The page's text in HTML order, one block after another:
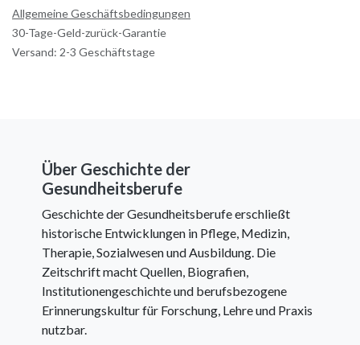
Allgemeine Geschäftsbedingungen
30-Tage-Geld-zurück-Garantie
Versand: 2-3 Geschäftstage
Über Geschichte der
Gesundheitsberufe
Geschichte der Gesundheitsberufe erschließt
historische Entwicklungen in Pflege, Medizin,
Therapie, Sozialwesen und Ausbildung. Die
Zeitschrift macht Quellen, Biografien,
Institutionengeschichte und berufsbezogene
Erinnerungskultur für Forschung, Lehre und Praxis
nutzbar.